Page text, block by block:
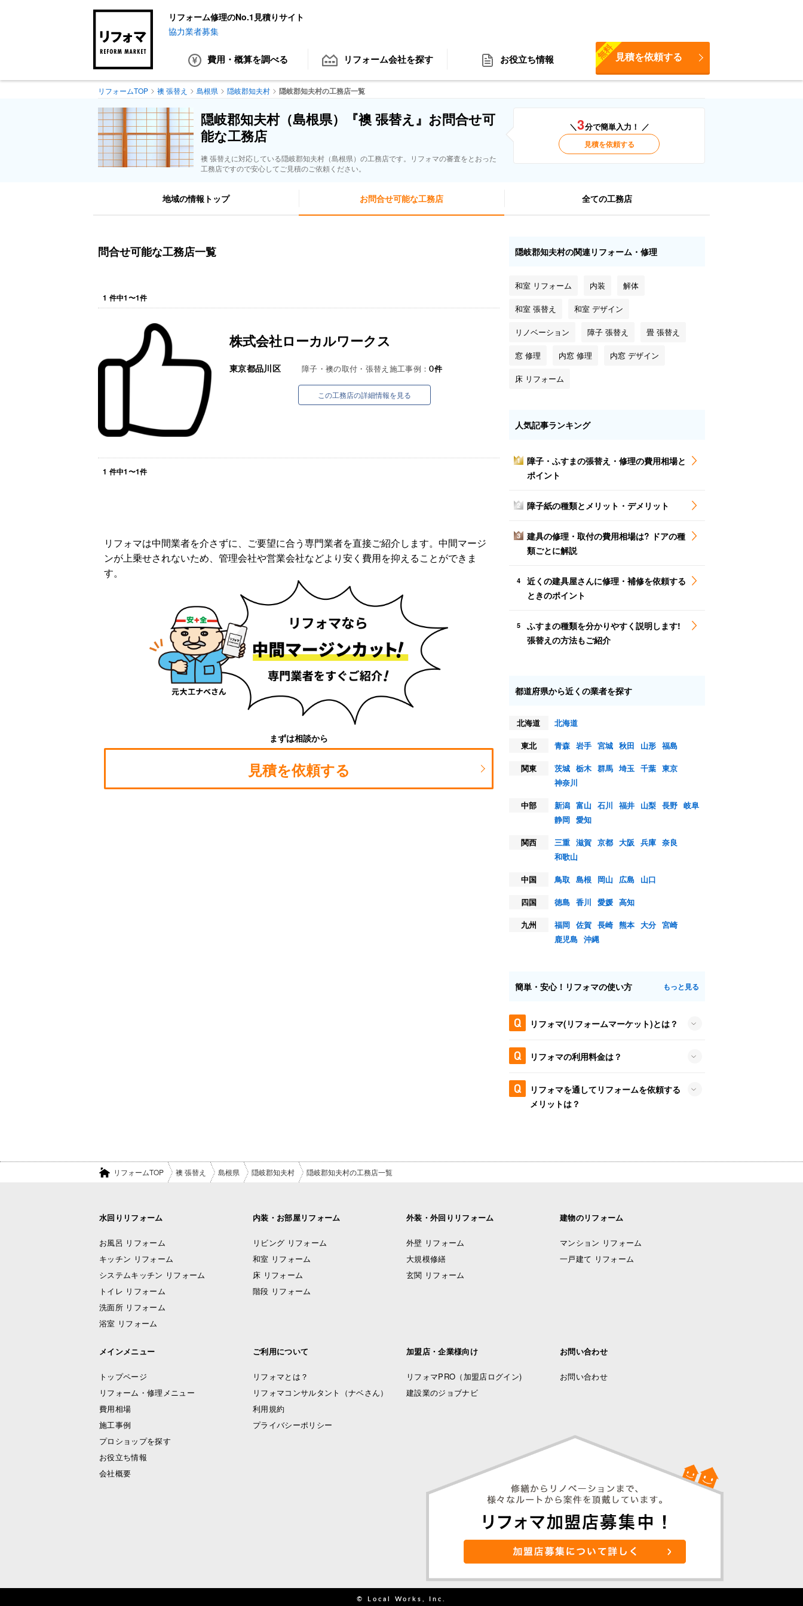
リフォーム修理のNo.1見積りサイト
協力業者募集
費用・概算を調べる リフォーム会社を探す お役立ち情報 見積を依頼する
無料
リフォームTOP 襖 張替え 島根県 隠岐郡知夫村 隠岐郡知夫村の工務店一覧
隠岐郡知夫村（島根県）『襖 張替え』お問合せ可
能な工務店
襖 張替えに対応している隠岐郡知夫村（島根県）の工務店です。リフォマの審査をとおった
工務店ですので安心してご見積のご依頼ください。
＼3分で簡単入力！ ／
見積を依頼する
地域の情報トップ お問合せ可能な工務店 全ての工務店
問合せ可能な工務店一覧
1 件中1〜1件
株式会社ローカルワークス
東京都品川区 障子・襖の取付・張替え施工事例：0件
この工務店の詳細情報を見る
1 件中1〜1件
リフォマは中間業者を介さずに、ご要望に合う専門業者を直接ご紹介します。中間マージ
ンが上乗せされないため、管理会社や営業会社などより安く費用を抑えることができま
す。
まずは相談から
見積を依頼する
隠岐郡知夫村の関連リフォーム・修理
和室 リフォーム 内装 解体
和室 張替え 和室 デザイン
リノベーション 障子 張替え 畳 張替え
窓 修理 内窓 修理 内窓 デザイン
床 リフォーム
人気記事ランキング
1
障子・ふすまの張替え・修理の費用相場と
ポイント
2 障子紙の種類とメリット・デメリット
3
建具の修理・取付の費用相場は? ドアの種
類ごとに解説
4
近くの建具屋さんに修理・補修を依頼する
ときのポイント
5
ふすまの種類を分かりやすく説明します!
張替えの方法もご紹介
都道府県から近くの業者を探す
北海道
北海道
東北
青森 岩手 宮城 秋田 山形 福島
関東
茨城 栃木 群馬 埼玉 千葉 東京
神奈川
中部
新潟 富山 石川 福井 山梨 長野 岐阜
静岡 愛知
関西
三重 滋賀 京都 大阪 兵庫 奈良
和歌山
中国
鳥取 島根 岡山 広島
山口
四国
徳島 香川 愛媛 高知
九州
福岡 佐賀 長崎 熊本 大分 宮崎
鹿児島 沖縄
簡単・安心！リフォマの使い方 もっと見る
リフォマ(リフォームマーケット)とは？
リフォマの利用料金は？
リフォマを通してリフォームを依頼する
メリットは？
リフォームTOP 襖 張替え 島根県 隠岐郡知夫村 隠岐郡知夫村の工務店一覧
水回りリフォーム
お風呂 リフォーム
キッチン リフォーム
システムキッチン リフォーム
トイレ リフォーム
洗面所 リフォーム
浴室 リフォーム
内装・お部屋リフォーム
リビング リフォーム
和室 リフォーム
床 リフォーム
階段 リフォーム
外装・外回りリフォーム
外壁 リフォーム
大規模修繕
玄関 リフォーム
建物のリフォーム
マンション リフォーム
一戸建て リフォーム
メインメニュー
トップページ
リフォーム・修理メニュー
費用相場
施工事例
プロショップを探す
お役立ち情報
会社概要
ご利用について
リフォマとは？
リフォマコンサルタント（ナベさん）
利用規約
プライバシーポリシー
加盟店・企業様向け
リフォマPRO （加盟店ログイン)
建設業のジョブナビ
お問い合わせ
お問い合わせ
© Local Works, Inc.